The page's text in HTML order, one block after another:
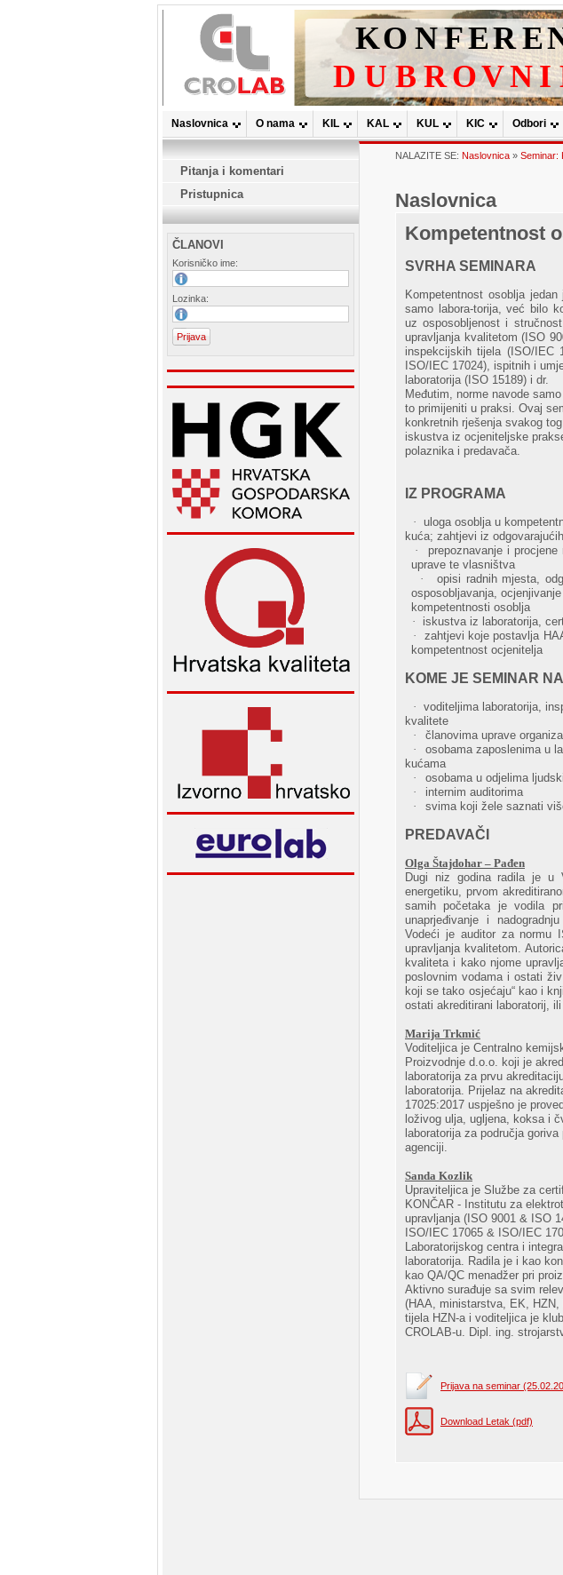
Naslovnica O nama KIL KAL KUL KIC Odbori
Pitanja i komentari
Pristupnica
ČLANOVI
Korisničko ime:
Lozinka:
NALAZITE SE: Naslovnica » Seminar:
Naslovnica
Kompetentnost
SVRHA SEMINARA
Kompetentnost osoblja
samo labora-torija, već bilo
uz osposobljenost i
upravljanja kvalitetom (ISO
inspekcijskih tijela (ISO/IEC
ISO/IEC 17024), ispitnih i
laboratorija (ISO 15189) i dr.
Međutim, norme navode
to primijeniti u praksi. Ovaj
konkretnih rješenja svakog
iskustva iz ocjeniteljske
polaznika i predavača.
IZ PROGRAMA
· uloga osoblja u
kuća; zahtjevi iz
·
prepoznavanje i
uprave te vlasništva
·
opisi radnih mjesta,
osposobljavanja,
kompetentnosti osoblja
·
iskustva iz laboratorija,
·
zahtjevi koje postavlja
kompetentnost ocjenitelja
KOME JE SEMINAR
· voditeljima laboratorija,
kvalitete
·
članovima uprave
·
osobama zaposlenima u
kućama
·
osobama u odjelima
·
internim auditorima
·
svima koji žele saznati
PREDAVAČI
Olga Štajdohar – Pađen
Dugi niz godina radila je u
energetiku, prvom
samih početaka je vodila
unaprjeđivanje i
Vodeći je auditor za normu
upravljanja kvalitetom.
kvaliteta i kako njome
poslovnim vodama i ostati
koji se tako osjećaju“ kao i
ostati akreditirani laboratorij, ili
Marija Trkmić
Voditeljica je Centralno
Proizvodnje d.o.o. koji je
laboratorija za prvu
laboratorija. Prijelaz na
17025:2017 uspješno je
loživog ulja, ugljena, koksa i
laboratorija za područja
agenciji.
Sanda Kozlik
Upraviteljica je Službe za
KONČAR - Institutu za
upravljanja (ISO 9001 & ISO
ISO/IEC 17065 & ISO/IEC
Laboratorijskog centra i
laboratorija. Radila je i kao
kao QA/QC menadžer pri
Aktivno surađuje sa svim
(HAA, ministarstva, EK,
tijela HZN-a i voditeljica je
CROLAB-u. Dipl. ing.
Prijava na seminar
Download Letak (pdf)